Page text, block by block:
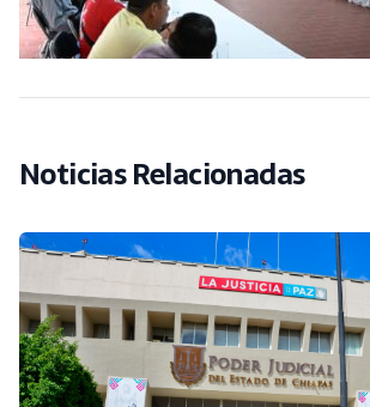
Noticias Relacionadas